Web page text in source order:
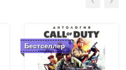
Бестселлер